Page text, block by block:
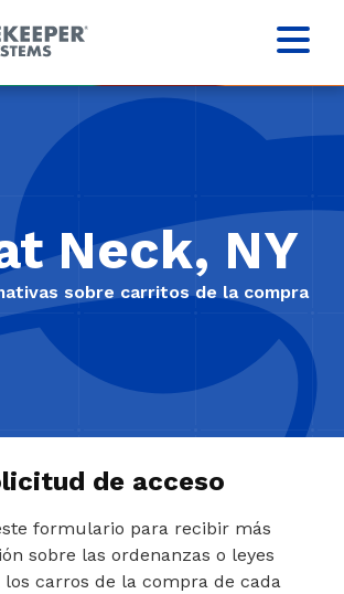
Neck, NY
sobre carritos de la compra
de acceso
formulario para recibir más
sobre las ordenanzas o leyes
los carros de la compra de cada